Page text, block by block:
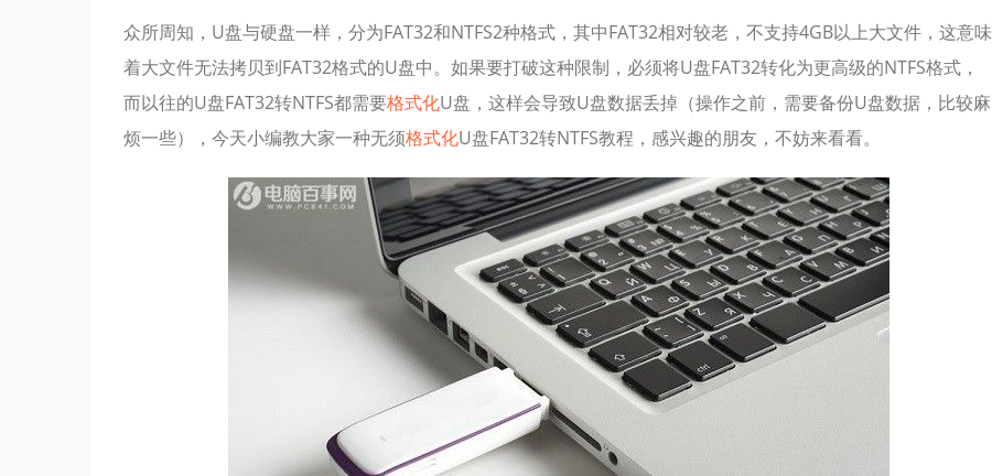
众所周知，U盘与硬盘一样，分为FAT32和NTFS2种格式，其中FAT32相对较老，不支持4GB以上大文件，这意味
着大文件无法拷贝到FAT32格式的U盘中。如果要打破这种限制，必须将U盘FAT32转化为更高级的NTFS格式，
而以往的U盘FAT32转NTFS都需要格式化U盘，这样会导致U盘数据丢掉（操作之前，需要备份U盘数据，比较麻
烦一些），今天小编教大家一种无须格式化U盘FAT32转NTFS教程，感兴趣的朋友，不妨来看看。